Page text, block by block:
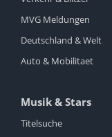
MVG Meldungen
Deutschland & Welt
Auto & Mobilitaet
Musik & Stars
Titelsuche